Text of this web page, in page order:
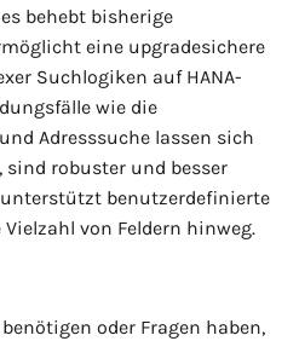
behebt bisherige
eine upgradesichere
Suchlogiken auf HANA-
wie die
Adresssuche lassen sich
robuster und besser
benutzerdefinierte
von Feldern hinweg.
oder Fragen haben,